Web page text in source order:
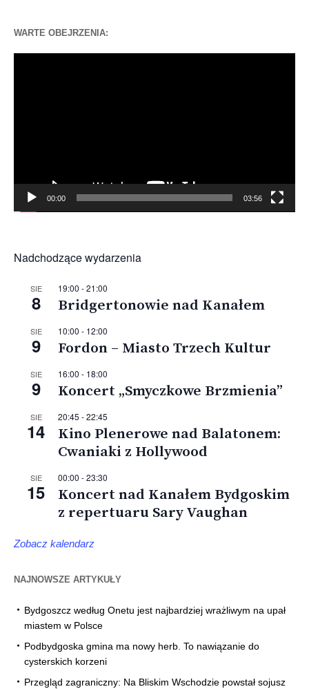
WARTE OBEJRZENIA:
00:00 03:56
Nadchodzące wydarzenia
SIE
8
19:00 -21:00
Bridgertonowie nad Kanałem
SIE
9
10:00 - 12:00
Fordon – Miasto Trzech Kultur
SIE
9
16:00 - 18:00
Koncert „Smyczkowe Brzmienia”
SIE
14
20:45 -22:45
Kino Plenerowe nad Balatonem:
Cwaniaki z Hollywood
SIE
15
00:00 -23:30
Koncert nad Kanałem Bydgoskim
z repertuaru Sary Vaughan
Zobacz kalendarz
NAJNOWSZE ARTYKUŁY
Bydgoszcz według Onetu jest najbardziej wrażliwym na upał
miastem w Polsce
Podbydgoska gmina ma nowy herb. To nawiązanie do
cysterskich korzeni
Przegląd zagraniczny: Na Bliskim Wschodzie powstał sojusz